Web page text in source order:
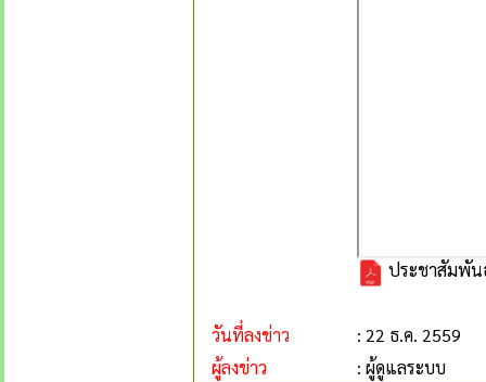
ประชาสัมพัน
วันที่ลงข่าว
: 22 ธ.ค. 2559
ผู้ลงข่าว
: ผู้ดูแลระบบ